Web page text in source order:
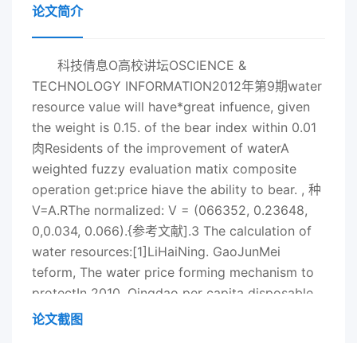
论文简介
科技倩息O高校讲坛OSCIENCE &
TECHNOLOGY INFORMATION2012年第9期water
resource value will have*great infuence, given
the weight is 0.15. of the bear index within 0.01
肉Residents of the improvement of waterA
weighted fuzzy evaluation matix composite
operation get:price hiave the ability to bear. , 种
V=A.RThe normalized: V = (066352, 0.23648,
0,0.034, 0.066).{参考文献].3 The calculation of
water resources:[1]LiHaiNing. GaoJunMei
teform, The water price forming mechanism to
protectIn 2010, Qingdao per capita disposable
income is 22368 yuan, watwaterwater U].
论文截图